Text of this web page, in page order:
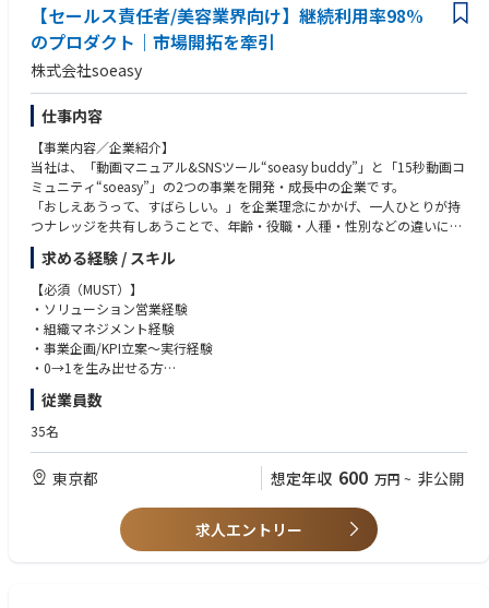
ていける。soeasy buddyはビジネスの現場で経営者があきらめている
様々な組織課題を、おしえあいによって解決をするプロダクト。
②裁量を持って新しいことに取り組める。社内では「誰のため何のため」
を共通言語とし、「上司が言ったから」ではなく、重要・必要なことに注
力し変化を恐れず挑戦するカルチャー。仕事に思う存分チャレンジできる
環境を提供します！
③社内でもおしえあいを大事にし、自分たちで重要だと思うことをフラッ
トに話し合いながら、より自立的な経営を進めていける
セールス責任者として、顧客の創造や組織体制の構築など事業の基盤作り
や、既存市場のさらなる拡大・新市場の開拓などを通じて、事業拡大牽引
を担っていただきます。
▼主な業務内容
・直販営業戦略立案～実行（事業達成にあたる戦略の立案、主要顧客への
アカウントセールス）
・販路拡大にあたるパートナーセールス立案～実行
・上記実行にあたるオペレーションの効果検証および効率化の推進
・チームビルディングやマネジメント、組織強化
【セールス責任者/美容業界向け】継続利用率98%
のプロダクト｜市場開拓を牽引
株式会社soeasy
仕事内容
【事業内容／企業紹介】
当社は、「動画マニュアル&SNSツール“soeasy buddy”」と「15秒動画コ
ミュニティ“soeasy”」の2つの事業を開発・成長中の企業です。
「おしえあうって、すばらしい。」を企業理念にかかげ、一人ひとりが持
つナレッジを共有しあうことで、年齢・役職・人種・性別などの違いによ
るコミュニケーションの断絶を解消し、だれもが働きやすく暮らしやすい
社会の実現を目指しています。
【サービスについて】
・動画マニュアル&SNSツール“soeasy buddy for medical”
ノウハウを動画やテキストで組織内にカンタンに蓄積することで、いつで
も簡単におしえあうことができるサービスです。
要な情報を伝えることができます。
また、お客さまの声を基に機能の追加や改善を日々行っており、自動翻訳
などの最新AIも搭載しています。
フローで流れ情報を簡単にストックでき、その情報を整理してしまえるた
め、ナレッジ共有がしやすく、豊富なスタンプやコメントで見た人もリア
たサービスとして、多くのお客様から好評をいただいています。
特に、歯科業界や美容業界では継続利用率98％以上の実績を誇ります。
求める経験 / スキル
【必須（MUST）】
・ソリューション営業経験
・組織マネジメント経験
・事業企画/KPI立案～実行経験
・0→1を生み出せる方
【歓迎（WANT）】
・チーム戦思考のかた
・高い汎用的営業スキルをお持ちの方
【求める人物像】
・物事を前に進めるための行動力と決断力がある方
・収集した情報をもとに仮説を立て、実証や事業化に向けて様々なステー
従業員数
35名
東京都 想定年収 600 万円 ~ 非公開
求人エントリー